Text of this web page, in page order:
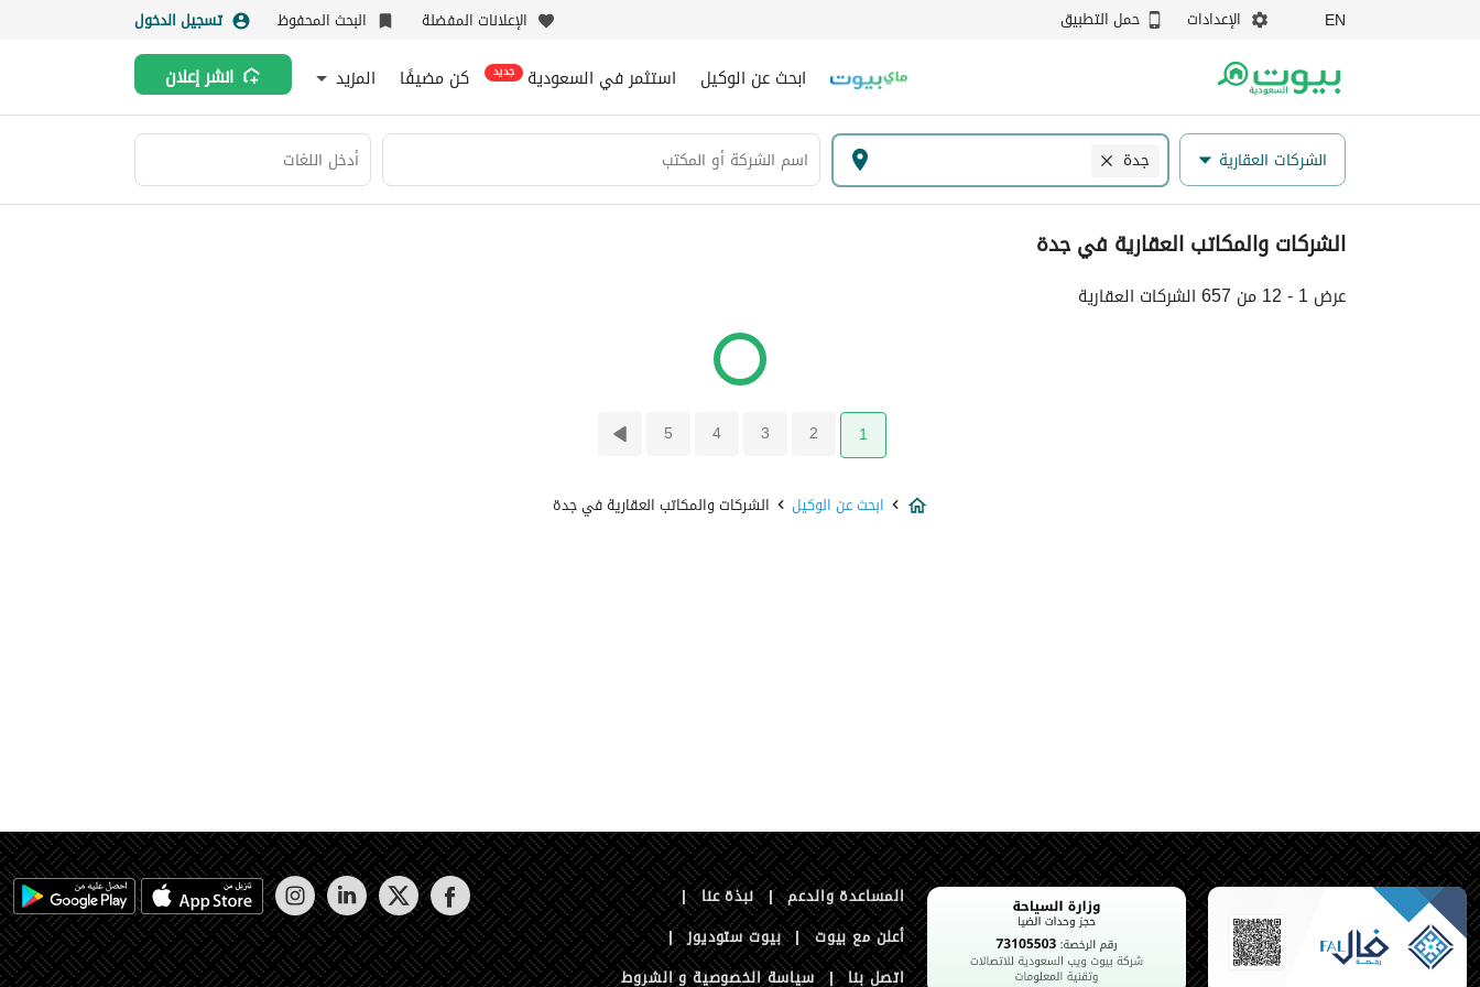
EN الإعدادات حمل التطبيق الإعلانات المفضلة البحث المحفوظ تسجيل الدخول
ابحث عن الوكيل استثمر في السعودية جديد كن مضيفًا المزيد انشر إعلان
الشركات العقارية جدة
الشركات والمكاتب العقارية في جدة
عرض 1 - 12 من 657 الشركات العقارية
1
2
3
4
5
ابحث عن الوكيل الشركات والمكاتب العقارية في جدة
المساعدة والدعم | نبذة عنا |
أعلن مع بيوت | بيوت ستوديوز |
اتصل بنا | سياسة الخصوصية و الشروط